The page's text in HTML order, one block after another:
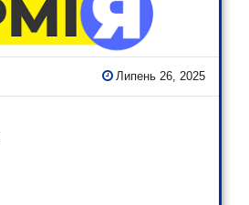
Липень 26, 2025